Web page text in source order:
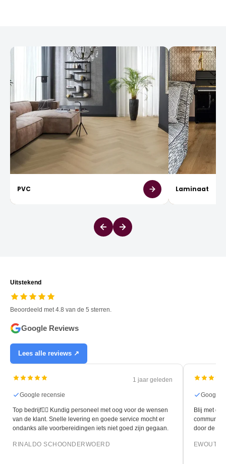
PVC Laminaat
Uitstekend
Beoordeeld met 4.8 van de 5 sterren.
Google Reviews
Lees alle reviews ↗
1 jaar geleden
Google recensie
Top bedrijf👍🏻 Kundig personeel met oog voor de wensen
van de klant. Snelle levering en goede service mocht er
ondanks alle voorbereidingen iets niet goed zijn gegaan.
RINALDO SCHOONDERWOERD
Google
Blij met de
door de
EWOUT